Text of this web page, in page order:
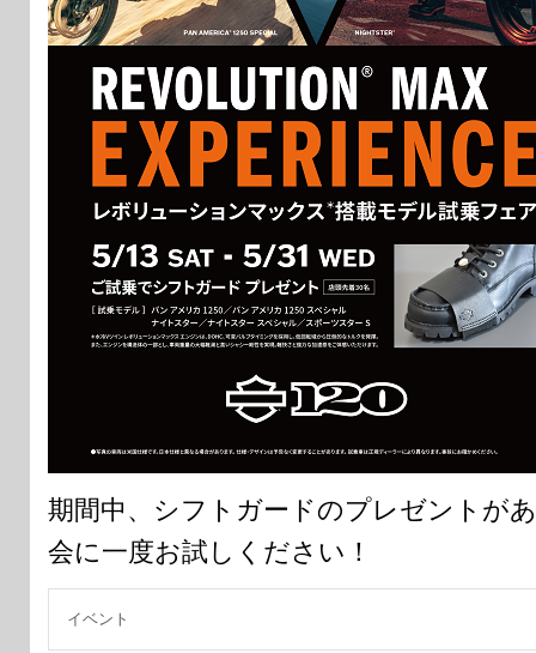
期間中、シフトガードのプレゼントが
会に一度お試しください！
イベント